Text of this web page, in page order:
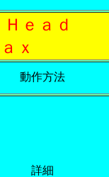
ｅａｄ
ｘ
動作方法
詳細